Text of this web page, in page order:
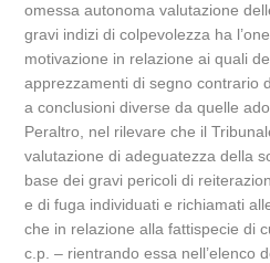
omessa autonoma valutazione
gravi indizi di colpevolezza ha
motivazione in relazione ai quali
apprezzamenti di segno contrario
a conclusioni diverse da quelle
Peraltro, nel rilevare che il
valutazione di adeguatezza della
base dei gravi pericoli di
e di fuga individuati e richiamati
che in relazione alla fattispecie di
c.p. – rientrando essa nell’elenco